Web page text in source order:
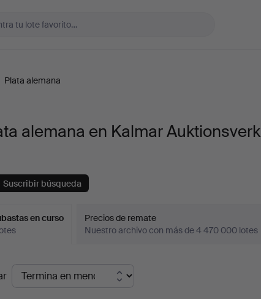
Plata alemana
alemana en Kalmar Auktionsverk
Suscribir búsqueda
en curso
Precios de remate
Nuestro archivo con más de 4 470 000 lotes